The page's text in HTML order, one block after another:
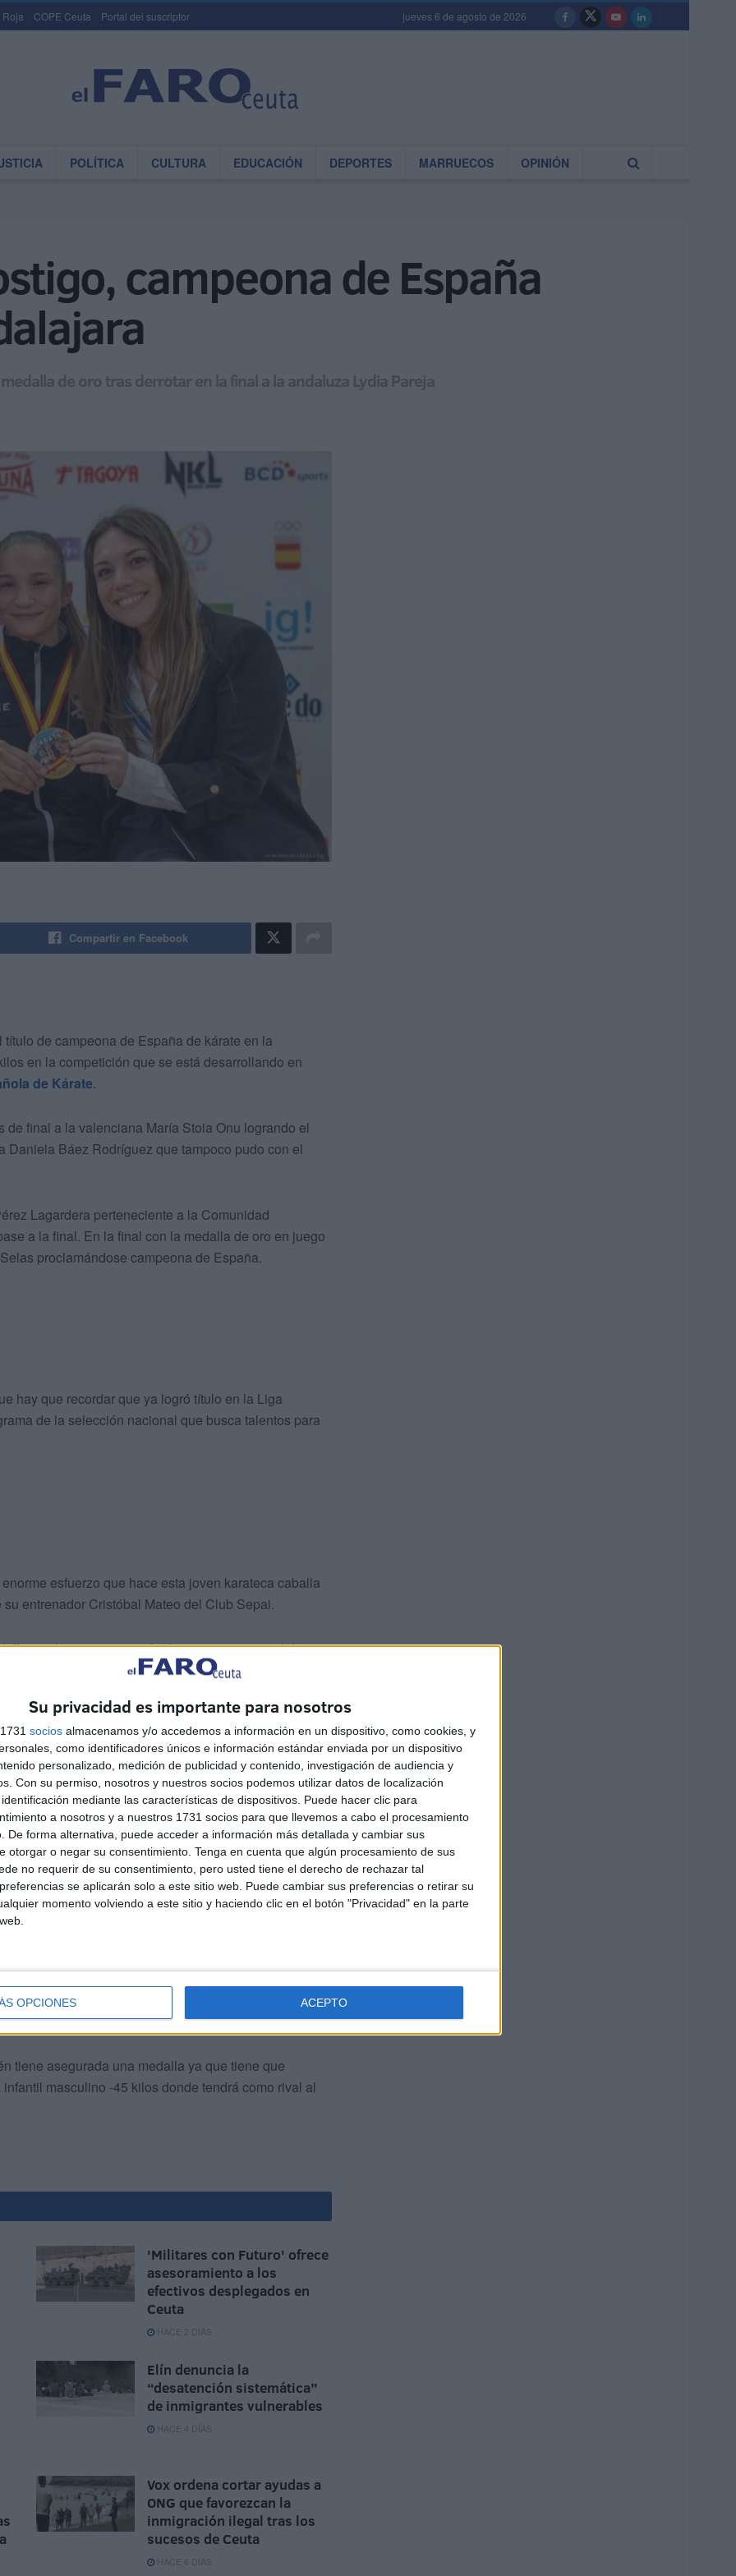
Su privacidad es importante para nosotros
socios almacenamos y/o accedemos a información en un dispositivo, como cookies, y
como identificadores únicos e información estándar enviada por un dispositivo
personalizado, medición de publicidad y contenido, investigación de audiencia y
Con su permiso, nosotros y nuestros socios podemos utilizar datos de localización
mediante las características de dispositivos. Puede hacer clic para
a nosotros y a nuestros 1731 socios para que llevemos a cabo el procesamiento
De forma alternativa, puede acceder a información más detallada y cambiar sus
otorgar o negar su consentimiento. Tenga en cuenta que algún procesamiento de sus
no requerir de su consentimiento, pero usted tiene el derecho de rechazar tal
se aplicarán solo a este sitio web. Puede cambiar sus preferencias o retirar su
momento volviendo a este sitio y haciendo clic en el botón "Privacidad" en la parte
OPCIONES ACEPTO
Roja COPE Ceuta Portal del suscriptor jueves 6 de agosto de 2026
POLÍTICA CULTURA EDUCACIÓN DEPORTES MARRUECOS OPINIÓN
campeona de España
de oro tras derrotar en la final a la andaluza Lydia Pareja
Compartir en Facebook
título de campeona de España de kárate en la
en la competición que se está desarrollando en
de Kárate.
final a la valenciana María Stoia Onu logrando el
Báez Rodríguez que tampoco pudo con el
Lagardera perteneciente a la Comunidad
a la final. En la final con la medalla de oro en juego
proclamándose campeona de España.
hay que recordar que ya logró título en la Liga
de la selección nacional que busca talentos para
esfuerzo que hace esta joven karateca caballa
entrenador Cristóbal Mateo del Club Sepai.
en la primera jornada de esta cita nacional de
Rodríguez Fuentes en la categoría de Kumité en
el cántabro Neco García Aguilar.
de bronce, una en la categoría alevín femenino
femenino -32 kilos lograda por Valeria Martín
54 kilos lograda por Francisco Benítez Moreno.
Muñoz Macías también ha logrado una medalla
tiene asegurada una medalla ya que tiene que
masculino -45 kilos donde tendrá como rival al
'Militares con Futuro' ofrece
asesoramiento a los
efectivos desplegados en
Ceuta
HACE 2 DÍAS
Elín denuncia la
“desatención sistemática”
de inmigrantes vulnerables
HACE 4 DÍAS
Vox ordena cortar ayudas a
ONG que favorezcan la
inmigración ilegal tras los
sucesos de Ceuta
HACE 6 DÍAS